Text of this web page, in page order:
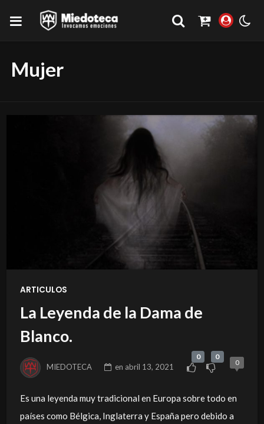
Mujer
ARTICULOS
La Leyenda de la Dama de
Blanco.
MIEDOTECA en abril 13, 2021
0 0
0
Es una leyenda muy tradicional en Europa sobre todo en
países como Bélgica, Inglaterra y España pero debido a